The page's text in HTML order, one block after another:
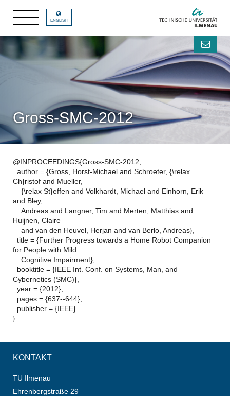
ENGLISH
Gross-SMC-2012
@INPROCEEDINGS{Gross-SMC-2012,
author = {Gross, Horst-Michael and Schroeter, {\relax
Ch}ristof and Mueller,
{\relax St}effen and Volkhardt, Michael and Einhorn, Erik
and Bley,
Andreas and Langner, Tim and Merten, Matthias and
Huijnen, Claire
and van den Heuvel, Herjan and van Berlo, Andreas},
title = {Further Progress towards a Home Robot Companion
for People with Mild
Cognitive Impairment},
booktitle = {IEEE Int. Conf. on Systems, Man, and
Cybernetics (SMC)},
year = {2012},
pages = {637--644},
publisher = {IEEE}
}
KONTAKT
TU Ilmenau
Ehrenbergstraße 29